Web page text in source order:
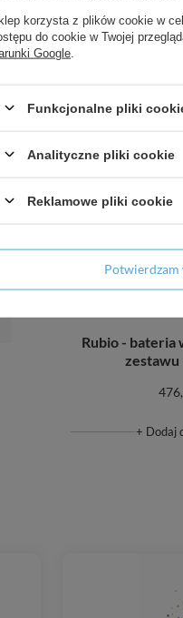
Rubio - bateria
+ Dodaj
korzysta z plików cookie w
do cookie w Twojej
Google
Funkcjonalne pliki
Analityczne pliki cookie
Reklamowe pliki cookie
Potwierdzam